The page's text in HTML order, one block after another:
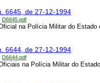
6645, de 27-12-1994
D6645.pdf
na Polícia Militar do Estado
6644, de 27-12-1994
D6644.pdf
na Polícia Militar do